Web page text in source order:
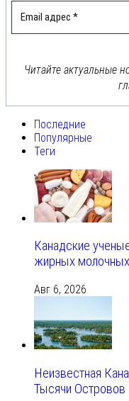
Читайте актуальные
Последние
Популярные
Теги
Канадские
жирных
Авг 6, 2026
Неизвестная
Тысячи Островов